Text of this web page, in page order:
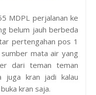
MDPL perjalanan ke
belum jauh berbeda
pertengahan pos 1
mata air yang
dari teman teman
juga kran jadi kalau
kran saja.